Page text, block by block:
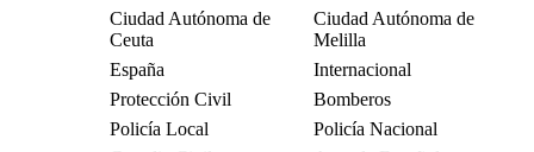
Ciudad Autónoma de
Ceuta
Ciudad Autónoma de
Melilla
España
Internacional
Protección Civil
Bomberos
Policía Local
Policía Nacional